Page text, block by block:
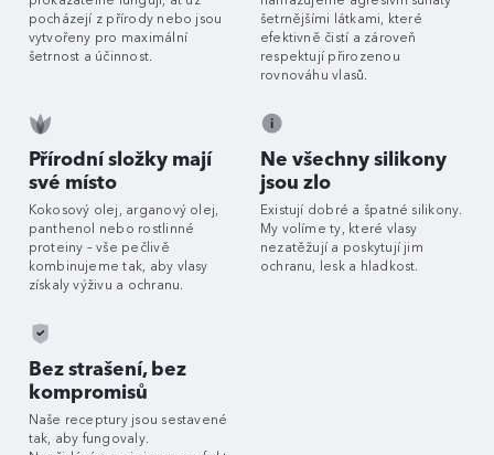
pocházejí z přírody nebo jsou
vytvořeny pro maximální
šetrnost a účinnost.
šetrnějšími látkami, které
efektivně čistí a zároveň
respektují přirozenou
rovnováhu vlasů.
Přírodní složky mají
své místo
Kokosový olej, arganový olej,
panthenol nebo rostlinné
proteiny – vše pečlivě
kombinujeme tak, aby vlasy
získaly výživu a ochranu.
Ne všechny silikony
jsou zlo
Existují dobré a špatné silikony.
My volíme ty, které vlasy
nezatěžují a poskytují jim
ochranu, lesk a hladkost.
Bez strašení, bez
kompromisů
Naše receptury jsou sestavené
tak, aby fungovaly.